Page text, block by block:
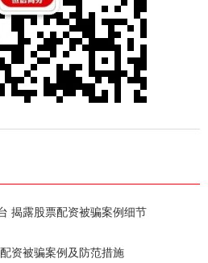
揭露股票配资被骗案例细节
资被骗案例及防范措施